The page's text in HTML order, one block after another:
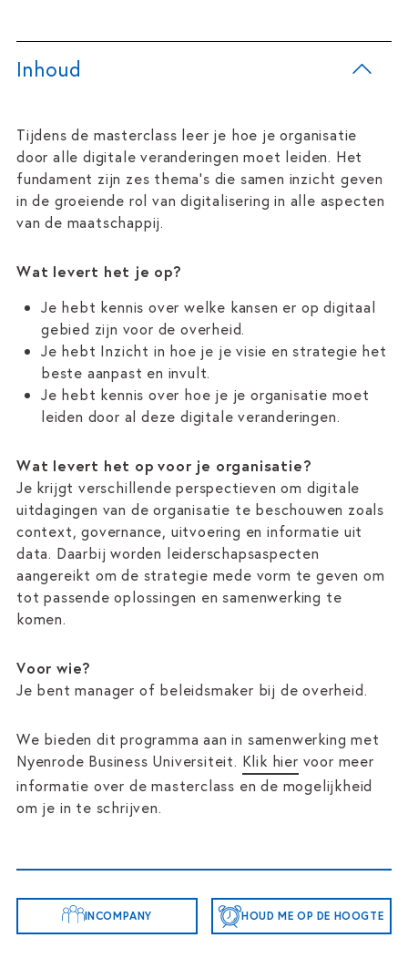
Inhoud
Tijdens de masterclass leer je hoe je organisatie
door alle digitale veranderingen moet leiden. Het
fundament zijn zes thema’s die samen inzicht geven
in de groeiende rol van digitalisering in alle aspecten
van de maatschappij.
Wat levert het je op?
Je hebt kennis over welke kansen er op digitaal
gebied zijn voor de overheid.
Je hebt Inzicht in hoe je je visie en strategie het
beste aanpast en invult.
Je hebt kennis over hoe je je organisatie moet
leiden door al deze digitale veranderingen.
Wat levert het op voor je organisatie?
Je krijgt verschillende perspectieven om digitale
uitdagingen van de organisatie te beschouwen zoals
context, governance, uitvoering en informatie uit
data. Daarbij worden leiderschapsaspecten
aangereikt om de strategie mede vorm te geven om
tot passende oplossingen en samenwerking te
komen.
Voor wie?
Je bent manager of beleidsmaker bij de overheid.
We bieden dit programma aan in samenwerking met
Nyenrode Business Universiteit. Klik hier voor meer
informatie over de masterclass en de mogelijkheid
om je in te schrijven.
INCOMPANY HOUD ME OP DE HOOGTE